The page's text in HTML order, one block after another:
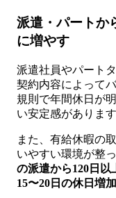
派遣・パートか
に増やす
派遣社員やパート
契約内容によって
規則で年間休日が
い安定感があります
また、有給休暇の
いやすい環境が整
の派遣から120日以
15〜20日の休日増加